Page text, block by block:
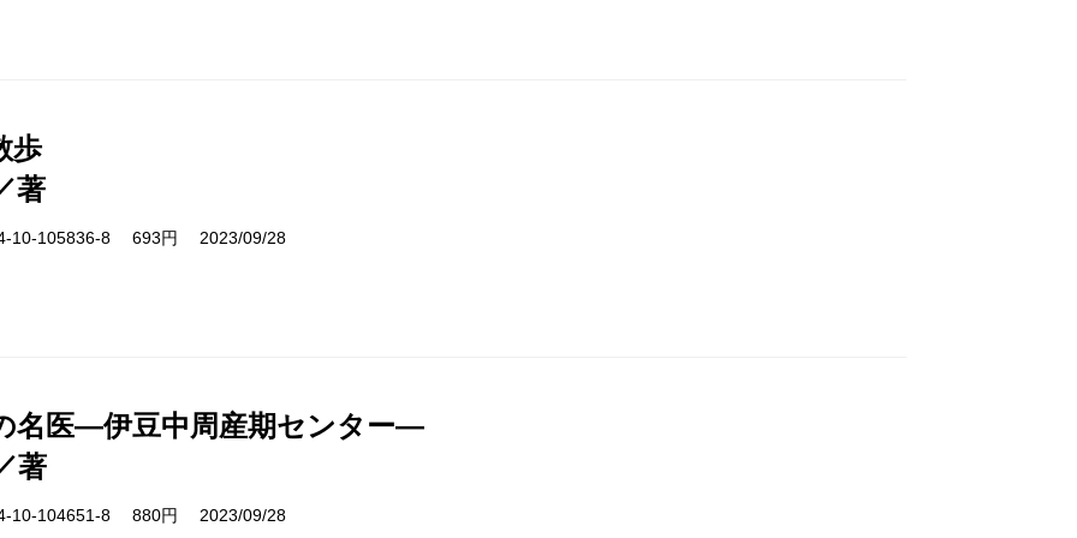
歩
著
10-105836-8 693円 2023/09/28
名医―伊豆中周産期センター―
著
10-104651-8 880円 2023/09/28